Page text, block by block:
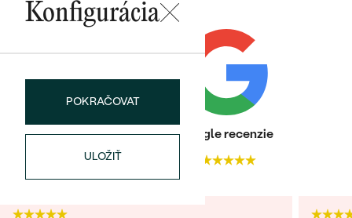
PODĽA FARBY
PODĽA TVARU DRAHOKAMU
NA MIERU
Najpredávanejšie
náušnice
Personalizované
prívesky
Najpredávanejšie
prstene
Konfigurácia
POKRAČOVAT
ULOŽIŤ
Heuréka recenzie
4.9
Google recenzie